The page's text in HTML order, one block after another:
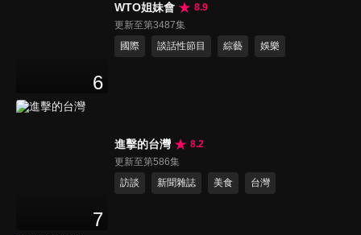
6
WTO姐妹會
8.9
更新至第3487集
國際
談話性節目 綜藝 娛樂
7
進擊的台灣
8.2
更新至第586集
訪談
新聞雜誌 美食 台灣